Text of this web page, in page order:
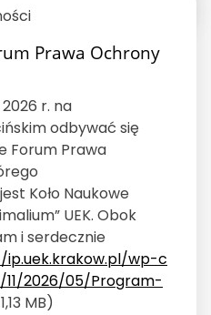
Prawa Ochrony
r. na
odbywać się
Forum Prawa
Koło Naukowe
UEK. Obok
i serdecznie
wp-c
2026/05/Program-
MB)